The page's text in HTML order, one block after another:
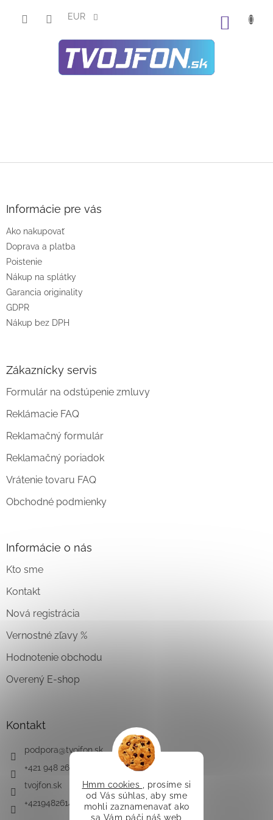
Hmm cookies
, prosíme si
od Vás súhlas, aby sme
mohli zaznamenavať ako
sa Vám páči náš web
EUR
Informácie pre vás
Ako nakupovať
Doprava a platba
Poistenie
Nákup na splátky
Garancia originality
GDPR
Nákup bez DPH
Zákaznícky servis
Formulár na odstúpenie zmluvy
Reklámacie FAQ
Reklamačný formulár
Reklamačný poriadok
Vrátenie tovaru FAQ
Obchodné podmienky
Informácie o nás
Kto sme
Kontakt
Nová registrácia
Vernostné zľavy %
Hodnotenie obchodu
Overený E-shop
Kontakt
podpora@tvojfon.sk
+421 948 261 491
tvojfon.sk
+421948261491